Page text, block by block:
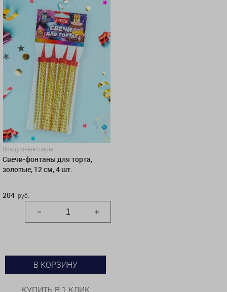
Воздушные шары
Свечи-фонтаны для торта,
золотые, 12 см, 4 шт.
204 руб.
В КОРЗИНУ
КУПИТЬ В 1 КЛИК